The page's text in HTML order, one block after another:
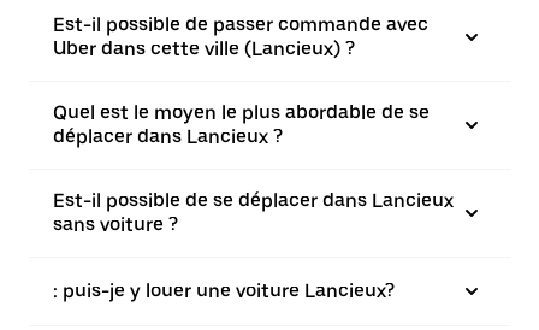
Est-il possible de passer commande avec
Uber dans cette ville (Lancieux) ?
Quel est le moyen le plus abordable de se
déplacer dans Lancieux ?
Est-il possible de se déplacer dans Lancieux
sans voiture ?
: puis-je y louer une voiture Lancieux?